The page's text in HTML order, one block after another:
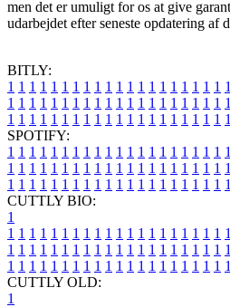
men det er umuligt for os at give
udarbejdet efter seneste opdatering af
BITLY:
1 1 1 1 1 1 1 1 1 1 1 1 1 1 1 1 1 1 1 1 1
1 1 1 1 1 1 1 1 1 1 1 1 1 1 1 1 1 1 1 1 1
1 1 1 1 1 1 1 1 1 1 1 1 1 1 1 1 1 1 1 1 1
SPOTIFY:
1 1 1 1 1 1 1 1 1 1 1 1 1 1 1 1 1 1 1 1 1
1 1 1 1 1 1 1 1 1 1 1 1 1 1 1 1 1 1 1 1 1
1 1 1 1 1 1 1 1 1 1 1 1 1 1 1 1 1 1 1 1 1
CUTTLY BIO:
1
1 1 1 1 1 1 1 1 1 1 1 1 1 1 1 1 1 1 1 1 1
1 1 1 1 1 1 1 1 1 1 1 1 1 1 1 1 1 1 1 1 1
1 1 1 1 1 1 1 1 1 1 1 1 1 1 1 1 1 1 1 1 1
CUTTLY OLD:
1